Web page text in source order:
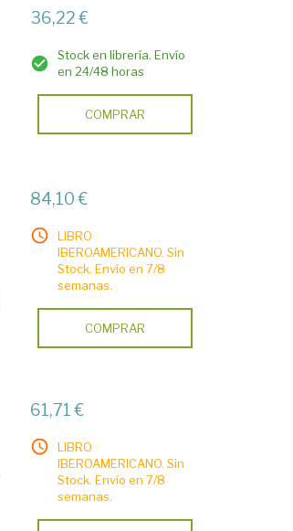
36,22 €
Stock en librería. Envío
en 24/48 horas
COMPRAR
84,10 €
LIBRO
IBEROAMERICANO. Sin
Stock. Envío en 7/8
semanas.
COMPRAR
61,71 €
LIBRO
IBEROAMERICANO. Sin
Stock. Envío en 7/8
semanas.